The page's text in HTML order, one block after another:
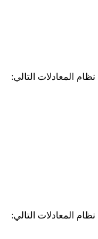
المعادلات التالي:
المعادلات التالي: